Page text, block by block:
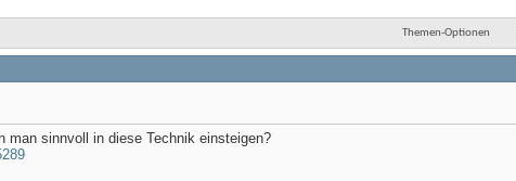
Themen-Optionen
man sinnvoll in diese Technik einsteigen?